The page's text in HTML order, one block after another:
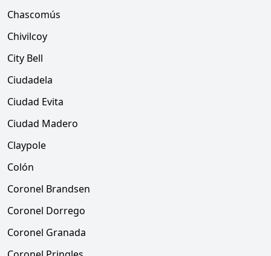
Chascomús
Chivilcoy
City Bell
Ciudadela
Ciudad Evita
Ciudad Madero
Claypole
Colón
Coronel Brandsen
Coronel Dorrego
Coronel Granada